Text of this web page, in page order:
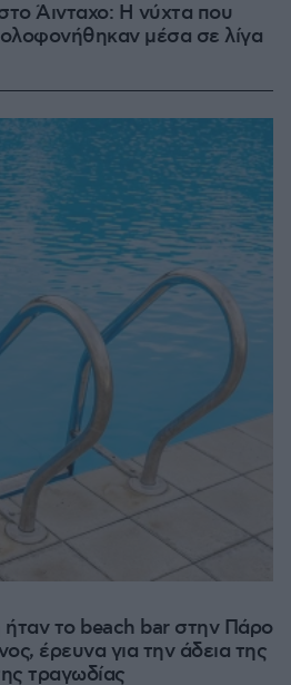
Άινταχο: Η νύχτα που
μέσα σε λίγα
το beach bar στην Πάρο
έρευνα για την άδεια της
τραγωδίας